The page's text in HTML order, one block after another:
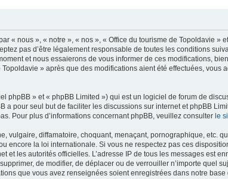
« nous », « notre », « nos », « Office du tourisme de Topoldavie »
pas d’être légalement responsable de toutes les conditions
et nous essaierons de vous informer de ces modifications,
» après que des modifications aient été effectuées,
phpBB » et « phpBB Limited ») qui est un logiciel de forum de
a pour seul but de faciliter les discussions sur internet et phpBB
Pour plus d’informations concernant phpBB, veuillez consulter le
vulgaire, diffamatoire, choquant, menaçant, pornographique, etc.
encore la loi internationale. Si vous ne respectez pas ces
et les autorités officielles. L’adresse IP de tous les messages est
de modifier, de déplacer ou de verrouiller n’importe quel
que vous avez renseignées soient enregistrées dans notre